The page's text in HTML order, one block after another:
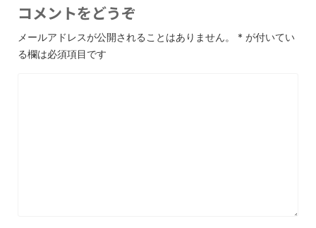
コメントをどうぞ
メールアドレスが公開されることはありません。 * が付いてい
る欄は必須項目です